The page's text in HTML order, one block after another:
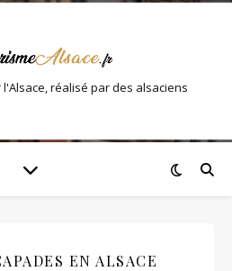
réalisé par des alsaciens
EN ALSACE